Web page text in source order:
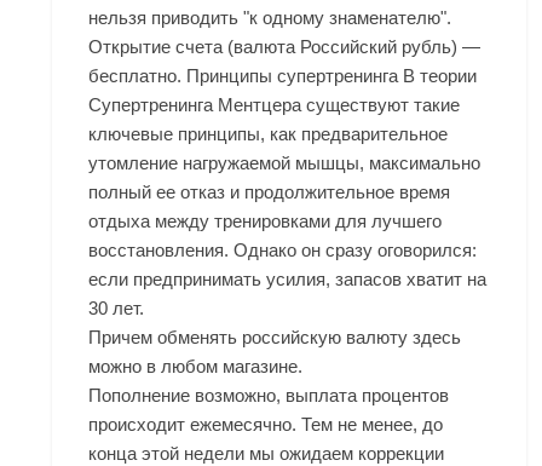
нельзя приводить "к одному знаменателю".
Открытие счета (валюта Российский рубль) —
бесплатно. Принципы супертренинга В теории
Супертренинга Ментцера существуют такие
ключевые принципы, как предварительное
утомление нагружаемой мышцы, максимально
полный ее отказ и продолжительное время
отдыха между тренировками для лучшего
восстановления. Однако он сразу оговорился:
если предпринимать усилия, запасов хватит на
30 лет.
Причем обменять российскую валюту здесь
можно в любом магазине.
Пополнение возможно, выплата процентов
происходит ежемесячно. Тем не менее, до
конца этой недели мы ожидаем коррекции